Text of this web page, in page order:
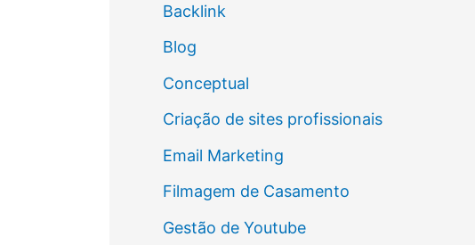
Backlink
Blog
Conceptual
Criação de sites profissionais
Email Marketing
Filmagem de Casamento
Gestão de Youtube